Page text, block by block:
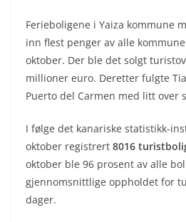
Ferieboligene i Yaiza kommune
inn flest penger av alle
oktober. Der ble det solgt
millioner euro. Deretter fulgte
Puerto del Carmen med litt over
I følge det kanariske statistikk-
oktober registrert 8016
oktober ble 96 prosent av alle
gjennomsnittlige oppholdet for
dager.